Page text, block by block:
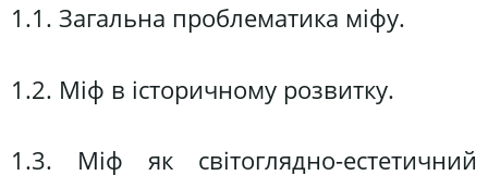
1.1. Загальна проблематика міфу.
1.2. Міф в історичному розвитку.
1.3. Міф як світоглядно-естетичний